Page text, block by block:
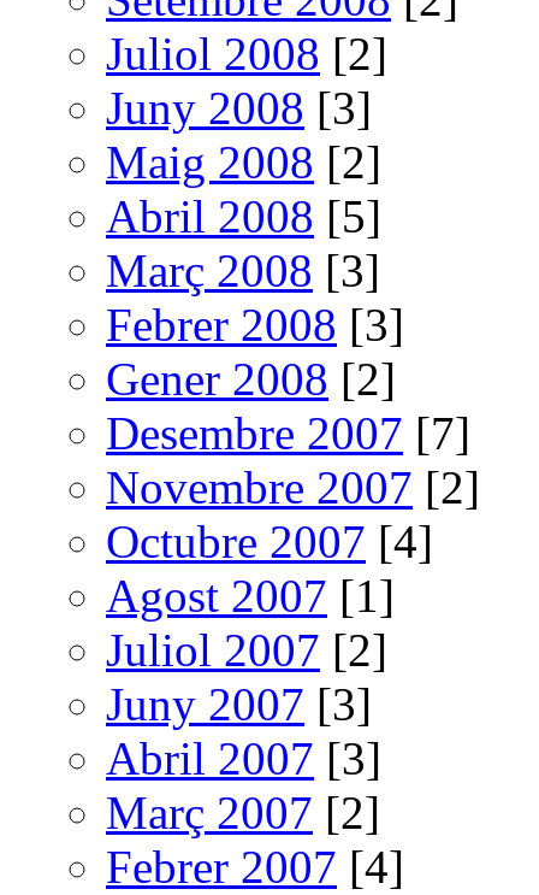
Juliol 2008 [2]
Juny 2008 [3]
Maig 2008 [2]
Abril 2008 [5]
Març 2008 [3]
Febrer 2008 [3]
Gener 2008 [2]
Desembre 2007 [7]
Novembre 2007 [2]
Octubre 2007 [4]
Agost 2007 [1]
Juliol 2007 [2]
Juny 2007 [3]
Abril 2007 [3]
Març 2007 [2]
Febrer 2007 [4]